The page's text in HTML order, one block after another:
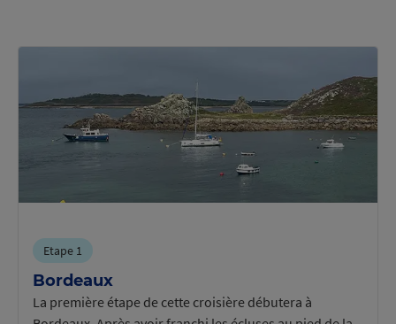
Etape 1
Bordeaux
La première étape de cette croisière débutera à